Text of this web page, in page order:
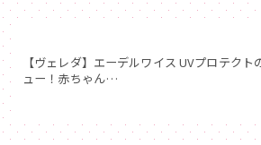
【ヴェレダ】エーデルワイス UVプロテクト
ュー！赤ちゃん…